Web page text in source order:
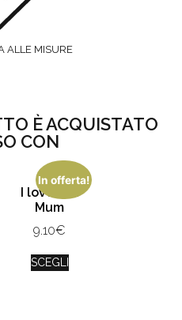
ALLE MISURE
È ACQUISTATO
CON
In offerta!
I love You
Mum
9.10€
SCEGLI